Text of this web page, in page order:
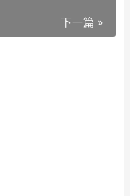
下一篇 »